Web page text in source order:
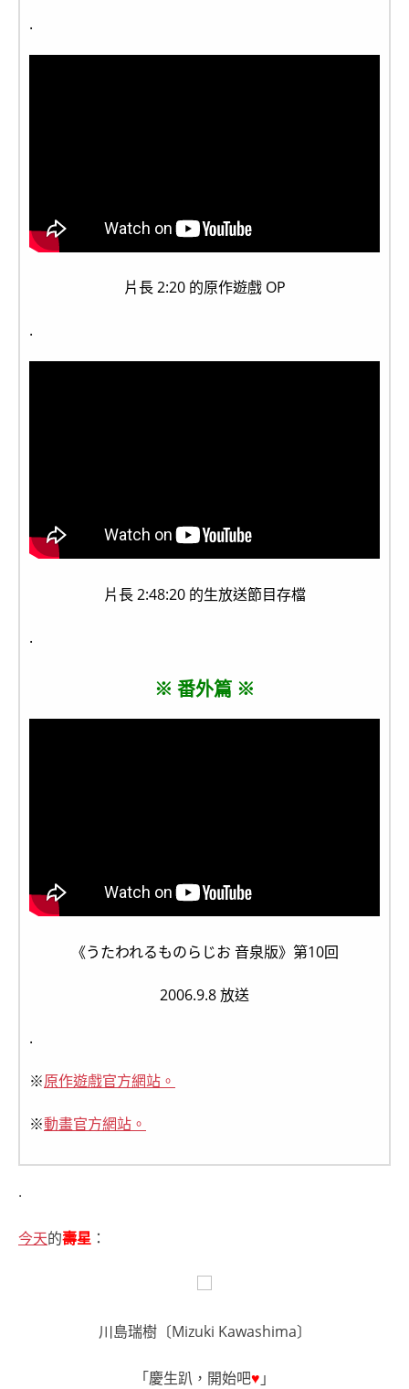
.
片長 2:20 的原作遊戲 OP
.
片長 2:48:20 的生放送節目存檔
.
※ 番外篇 ※
《うたわれるものらじお 音泉版》第10回
2006.9.8 放送
.
※原作遊戲官方網站。
※動畫官方網站。
.
今天的壽星 ：
川島瑞樹〔Mizuki Kawashima〕
「慶生趴，開始吧♥ 」